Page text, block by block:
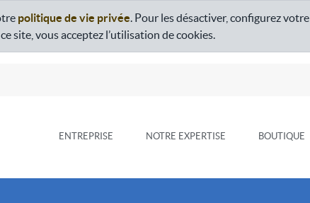
politique de vie privée. Pour les désactiver, configurez votre
site, vous acceptez l’utilisation de cookies.
ENTREPRISE NOTRE EXPERTISE BOUTIQUE